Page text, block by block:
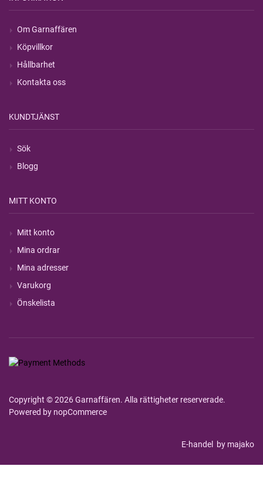
Om Garnaffären
Köpvillkor
Hållbarhet
Kontakta oss
KUNDTJÄNST
Sök
Blogg
MITT KONTO
Mitt konto
Mina ordrar
Mina adresser
Varukorg
Önskelista
Copyright © 2026 Garnaffären. Alla rättigheter reserverade.
Powered by nopCommerce
E-handel by majako